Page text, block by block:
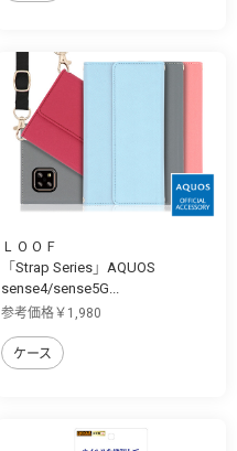
ＬＯＯＦ
「Strap Series」AQUOS
sense4/sense5G...
参考価格￥1,980
ケース